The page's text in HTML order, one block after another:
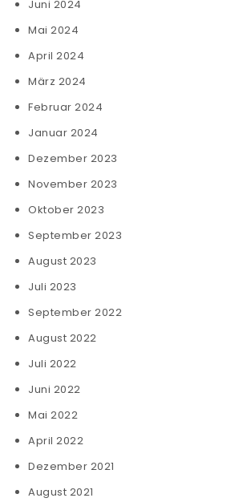
Juni 2024
Mai 2024
April 2024
März 2024
Februar 2024
Januar 2024
Dezember 2023
November 2023
Oktober 2023
September 2023
August 2023
Juli 2023
September 2022
August 2022
Juli 2022
Juni 2022
Mai 2022
April 2022
Dezember 2021
August 2021